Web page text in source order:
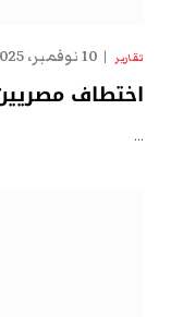
تقارير 10 نوفمبر، 2025
اختطاف
…